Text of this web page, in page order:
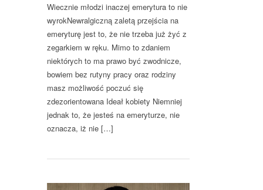
Wiecznie młodzi inaczej emerytura to nie
wyrokNewralgiczną zaletą przejścia na
emeryturę jest to, że nie trzeba już żyć z
zegarkiem w ręku. Mimo to zdaniem
niektórych to ma prawo być zwodnicze,
bowiem bez rutyny pracy oraz rodziny
masz możliwość poczuć się
zdezorientowana Ideał kobiety Niemniej
jednak to, że jesteś na emeryturze, nie
oznacza, iż nie […]